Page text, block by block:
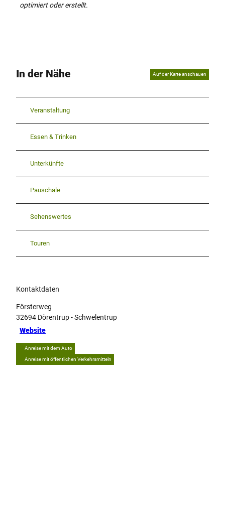
optimiert oder erstellt.
In der Nähe Auf der Karte anschauen
Veranstaltung
Essen & Trinken
Unterkünfte
Pauschale
Sehenswertes
Touren
Kontaktdaten
Försterweg
32694 Dörentrup- Schwelentrup
Website
Anreise mit dem Auto
Anreise mit öffentlichen Verkehrsmitteln